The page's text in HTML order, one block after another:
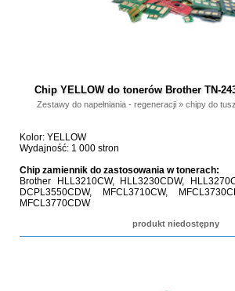
Chip YELLOW do tonerów Brother TN-
Zestawy do napełniania - regeneracji »chipy do
Kolor: YELLOW
Wydajność: 1 000 stron
Chip zamiennik do zastosowania w tonerach:
Brother HLL3210CW, HLL3230CDW,
DCPL3550CDW, MFCL3710CW,
MFCL3770CDW
produkt niedostępny